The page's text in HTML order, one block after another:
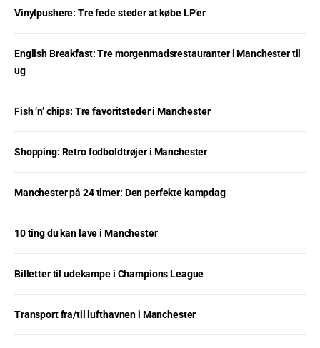
Vinylpushere: Tre fede steder at købe LP’er
English Breakfast: Tre morgenmadsrestauranter i Manchester til
ug
Fish ’n’ chips: Tre favoritsteder i Manchester
Shopping: Retro fodboldtrøjer i Manchester
Manchester på 24 timer: Den perfekte kampdag
10 ting du kan lave i Manchester
Billetter til udekampe i Champions League
Transport fra/til lufthavnen i Manchester